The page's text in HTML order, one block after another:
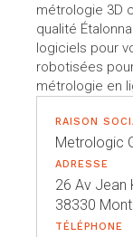
métrologie 3D
qualité
logiciels pour
robotisées
métrologie en
RAISON
Metrologic
ADRESSE
26 Av Jean
38330
TÉLÉPHONE